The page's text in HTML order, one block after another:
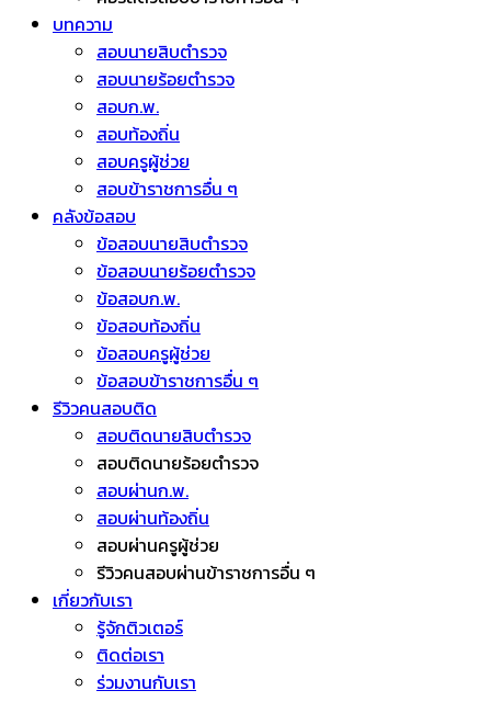
บทความ
สอบนายสิบตำรวจ
สอบนายร้อยตำรวจ
สอบก.พ.
สอบท้องถิ่น
สอบครูผู้ช่วย
สอบข้าราชการอื่น ๆ
คลังข้อสอบ
ข้อสอบนายสิบตำรวจ
ข้อสอบนายร้อยตำรวจ
ข้อสอบก.พ.
ข้อสอบท้องถิ่น
ข้อสอบครูผู้ช่วย
ข้อสอบข้าราชการอื่น ๆ
รีวิวคนสอบติด
สอบติดนายสิบตำรวจ
สอบติดนายร้อยตำรวจ
สอบผ่านก.พ.
สอบผ่านท้องถิ่น
สอบผ่านครูผู้ช่วย
รีวิวคนสอบผ่านข้าราชการอื่น ๆ
เกี่ยวกับเรา
รู้จักติวเตอร์
ติดต่อเรา
ร่วมงานกับเรา